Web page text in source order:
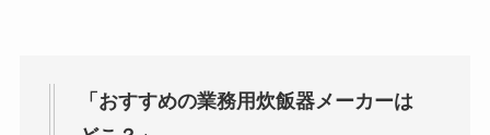
「おすすめの業務用炊飯器メーカーは